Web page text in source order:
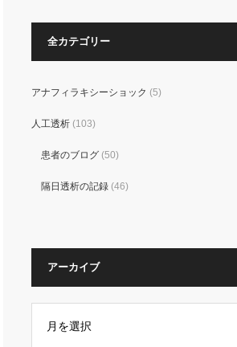
全カテゴリー
アナフィラキシーショック (5)
人工透析(103)
患者のブログ(50)
隔日透析の記録(46)
アーカイブ